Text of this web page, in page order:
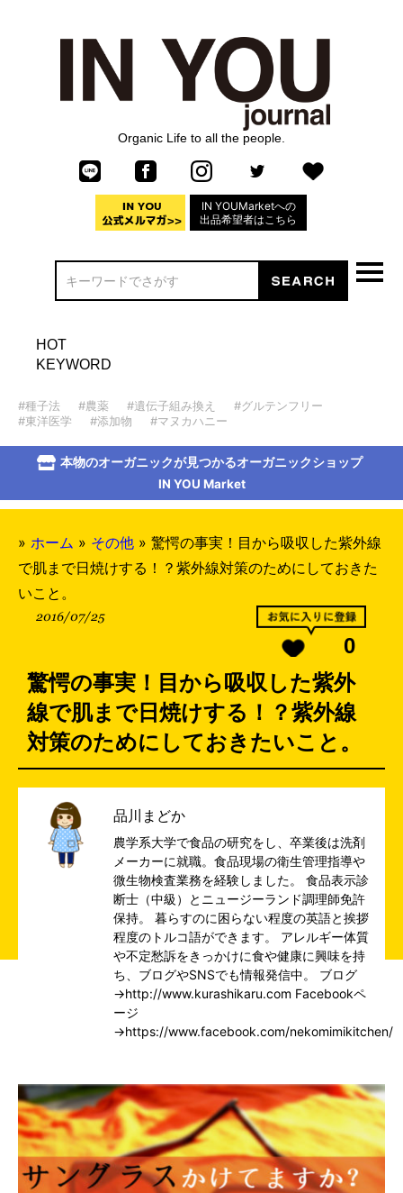
Organic Life to all the people.
IN YOUMarketへの
出品希望者はこちら
HOT
KEYWORD
#種子法 #農薬 #遺伝子組み換え
#グルテンフリー
#東洋医学
#添加物 #マヌカハニー
本物のオーガニックが見つかるオーガニックショップ
IN YOU Market
» ホーム » その他 » 驚愕の事実！目から吸収した紫外線
で肌まで日焼けする！？紫外線対策のためにしておきた
いこと。
2016/07/25
0
驚愕の事実！目から吸収した紫外
線で肌まで日焼けする！？紫外線
対策のためにしておきたいこと。
品川まどか
農学系大学で食品の研究をし、卒業後は洗剤
メーカーに就職。食品現場の衛生管理指導や
微生物検査業務を経験しました。 食品表示診
断士（中級）とニュージーランド調理師免許
保持。 暮らすのに困らない程度の英語と挨拶
程度のトルコ語ができます。 アレルギー体質
や不定愁訴をきっかけに食や健康に興味を持
ち、ブログやSNSでも情報発信中。 ブログ
→http://www.kurashikaru.com Facebookペ
ージ
→https://www.facebook.com/nekomimikitchen/